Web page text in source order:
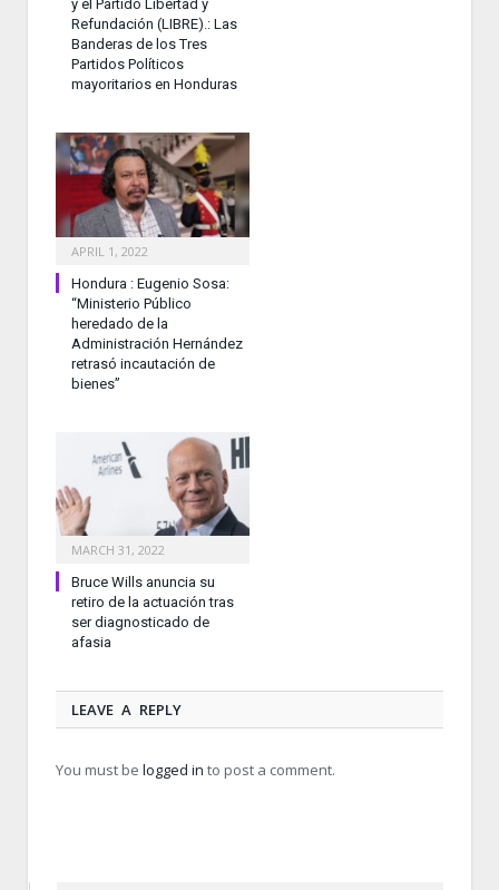
y el Partido Libertad y
Refundación (LIBRE).: Las
Banderas de los Tres
Partidos Políticos
mayoritarios en Honduras
APRIL 1, 2022
Hondura : Eugenio Sosa:
“Ministerio Público
heredado de la
Administración Hernández
retrasó incautación de
bienes”
MARCH 31, 2022
Bruce Wills anuncia su
retiro de la actuación tras
ser diagnosticado de
afasia
LEAVE A REPLY
You must be logged in to post a comment.